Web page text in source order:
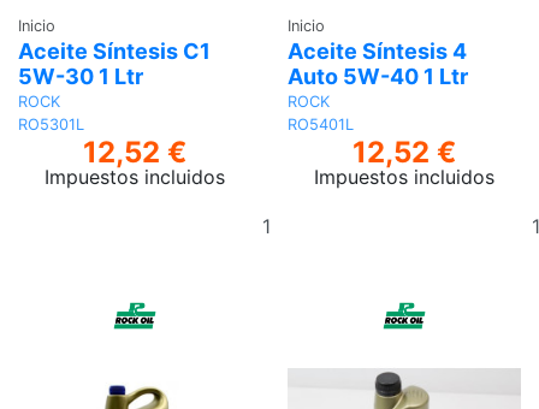
Inicio
Aceite Síntesis C1
5W-30 1 Ltr
ROCK
RO5301L
12,52 €
Impuestos incluidos
Inicio
Aceite Síntesis 4
Auto 5W-40 1 Ltr
ROCK
RO5401L
12,52 €
Impuestos incluidos